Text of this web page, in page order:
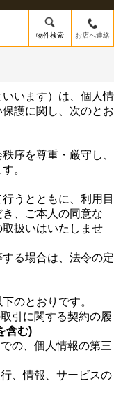
物件検索 お店へ連絡
います）は、個人情
護に関し、次のとお
序を尊重・厳守し、
。
うとともに、利用目
、ご本人の同意な
扱いはいたしませ
る場合は、法令の定
のとおりです。
引に関する契約の履
含む)
の、個人情報の第三
、情報、サービスの